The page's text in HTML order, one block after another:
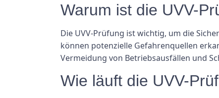
Warum ist die UVV-
Die UVV-Prüfung ist wichtig, um die
können potenzielle Gefahrenquellen
Vermeidung von Betriebsausfällen und
Wie läuft die UVV-